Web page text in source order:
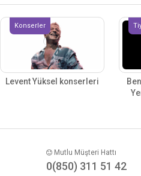
Konserler
Levent Yüksel konserleri
Mutlu Müşteri Hattı
0(850) 311 51 42